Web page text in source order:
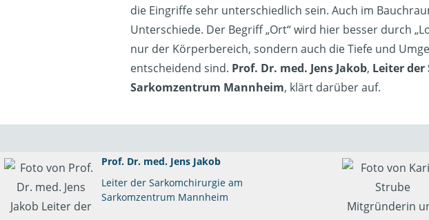
die Eingriffe sehr unterschiedlich sein. Auch im
Unterschiede. Der Begriff „Ort“ wird hier besser durch
nur der Körperbereich, sondern auch die Tiefe und
entscheidend sind. Prof. Dr. med. Jens Jakob, Leiter
Sarkomzentrum Mannheim, klärt darüber auf.
Prof. Dr. med. Jens Jakob
Leiter der Sarkomchirurgie am
Sarkomzentrum Mannheim